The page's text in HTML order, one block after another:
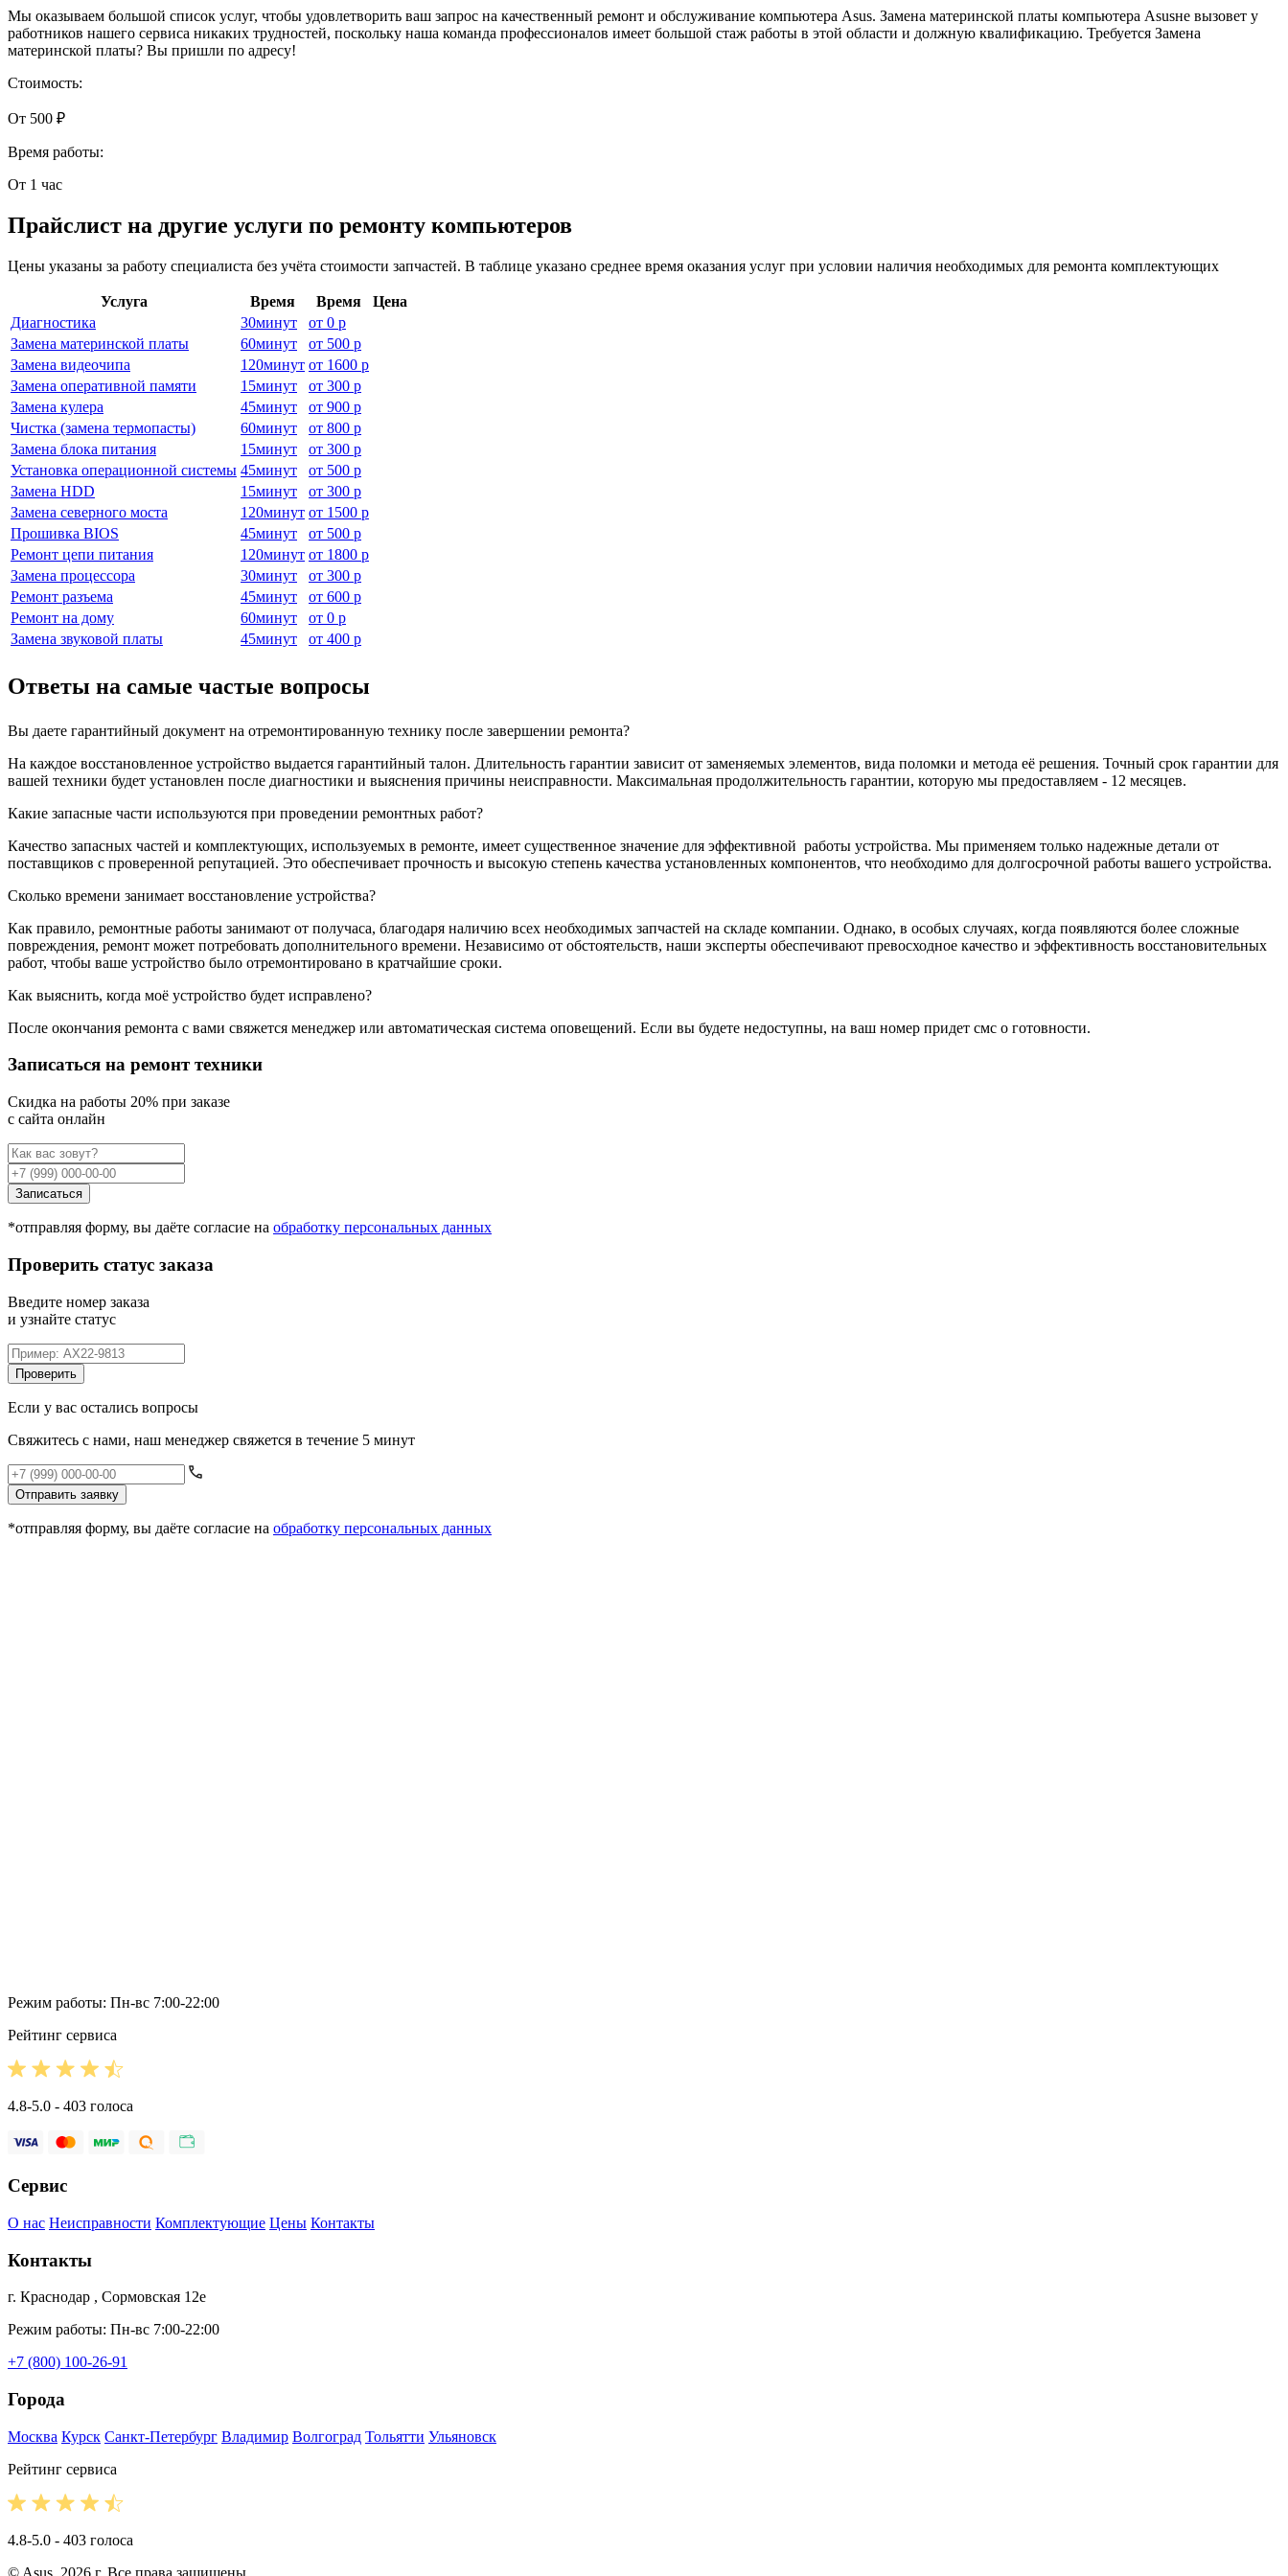
Мы оказываем большой список услуг, чтобы удовлетворить ваш запрос на качественный ремонт и обслуживание компьютера Asus. Замена материнской платы компьютера Asusне вызовет у
работников нашего сервиса никаких трудностей, поскольку наша команда профессионалов имеет большой стаж работы в этой области и должную квалификацию. Требуется Замена
материнской платы? Вы пришли по адресу!
Стоимость:
От 500 ₽
Время работы:
От 1 час
Прайслист на другие услуги по ремонту компьютеров
Цены указаны за работу специалиста без учёта стоимости запчастей. В таблице указано среднее время оказания услуг при условии наличия необходимых для ремонта комплектующих
Услуга Время Время
Цена
Диагностика
30минут от 0 р
Замена материнской платы
60минут от 500 р
Замена видеочипа
120минут от 1600 р
Замена оперативной памяти
15минут от 300 р
Замена кулера
45минут от 900 р
Чистка (замена термопасты)
60минут от 800 р
Замена блока питания
15минут от 300 р
Установка операционной системы 45минут от 500 р
Замена HDD
15минут от 300 р
Замена северного моста
120минут от 1500 р
Прошивка BIOS
45минут от 500 р
Ремонт цепи питания
120минут от 1800 р
Замена процессора
30минут от 300 р
Ремонт разъема
45минут от 600 р
Ремонт на дому
60минут от 0 р
Замена звуковой платы
45минут от 400 р
Ответы на самые частые вопросы
Вы даете гарантийный документ на отремонтированную технику после завершении ремонта?
На каждое восстановленное устройство выдается гарантийный талон. Длительность гарантии зависит от заменяемых элементов, вида поломки и метода её решения. Точный срок гарантии для
вашей техники будет установлен после диагностики и выяснения причины неисправности. Максимальная продолжительность гарантии, которую мы предоставляем - 12 месяцев.
Какие запасные части используются при проведении ремонтных работ?
Качество запасных частей и комплектующих, используемых в ремонте, имеет существенное значение для эффективной работы устройства. Мы применяем только надежные детали от
поставщиков с проверенной репутацией. Это обеспечивает прочность и высокую степень качества установленных компонентов, что необходимо для долгосрочной работы вашего устройства.
Сколько времени занимает восстановление устройства?
Как правило, ремонтные работы занимают от получаса, благодаря наличию всех необходимых запчастей на складе компании. Однако, в особых случаях, когда появляются более сложные
повреждения, ремонт может потребовать дополнительного времени. Независимо от обстоятельств, наши эксперты обеспечивают превосходное качество и эффективность восстановительных
работ, чтобы ваше устройство было отремонтировано в кратчайшие сроки.
Как выяснить, когда моё устройство будет исправлено?
После окончания ремонта с вами свяжется менеджер или автоматическая система оповещений. Если вы будете недоступны, на ваш номер придет смс о готовности.
Записаться на ремонт техники
Cкидка на работы 20% при заказе
с сайта онлайн
Записаться
*отправляя форму, вы даёте согласие на обработку персональных данных
Проверить статус заказа
Введите номер заказа
и узнайте статус
Проверить
Если у вас остались вопросы
Свяжитесь с нами, наш менеджер свяжется в течение 5 минут
Отправить заявку
*отправляя форму, вы даёте согласие на обработку персональных данных
Режим работы: Пн-вс 7:00-22:00
Рейтинг сервиса
4.8-5.0 - 403 голоса
Сервис
О нас Неисправности Комплектующие Цены Контакты
Контакты
г. Краснодар , Сормовская 12е
Режим работы: Пн-вс 7:00-22:00
+7 (800) 100-26-91
Города
Москва Курск Санкт-Петербург Владимир Волгоград Тольятти Ульяновск
Рейтинг сервиса
4.8-5.0 - 403 голоса
© Asus, 2026 г. Все права защищены.